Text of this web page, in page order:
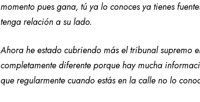
momento pues gana, tú ya lo conoces ya tienes
tenga relación a su lado.
Ahora he estado cubriendo más el tribunal supremo
completamente diferente porque hay mucha
que regularmente cuando estás en la calle no lo